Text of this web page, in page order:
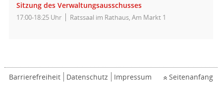
Sitzung des Verwaltungsausschusses
17:00-18:25 Uhr Ratssaal im Rathaus, Am Markt 1
Barrierefreiheit Datenschutz Impressum Seitenanfang